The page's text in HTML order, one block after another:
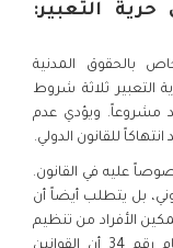
حرية التعبير:
الخاص بالحقوق المدنية
التعبير ثلاثة شروط
مشروعاً. ويؤدي عدم
للقانون الدولي.
عليه في القانون.
بل يتطلب أيضاً أن
الأفراد من تنظيم